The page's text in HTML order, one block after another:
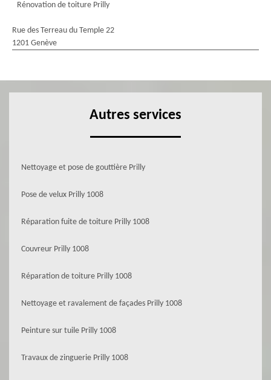
Rénovation de toiture Prilly
Rue des Terreau du Temple 22
1201 Genève
Autres services
Nettoyage et pose de gouttière Prilly
Pose de velux Prilly 1008
Réparation fuite de toiture Prilly 1008
Couvreur Prilly 1008
Réparation de toiture Prilly 1008
Nettoyage et ravalement de façades Prilly 1008
Peinture sur tuile Prilly 1008
Travaux de zinguerie Prilly 1008